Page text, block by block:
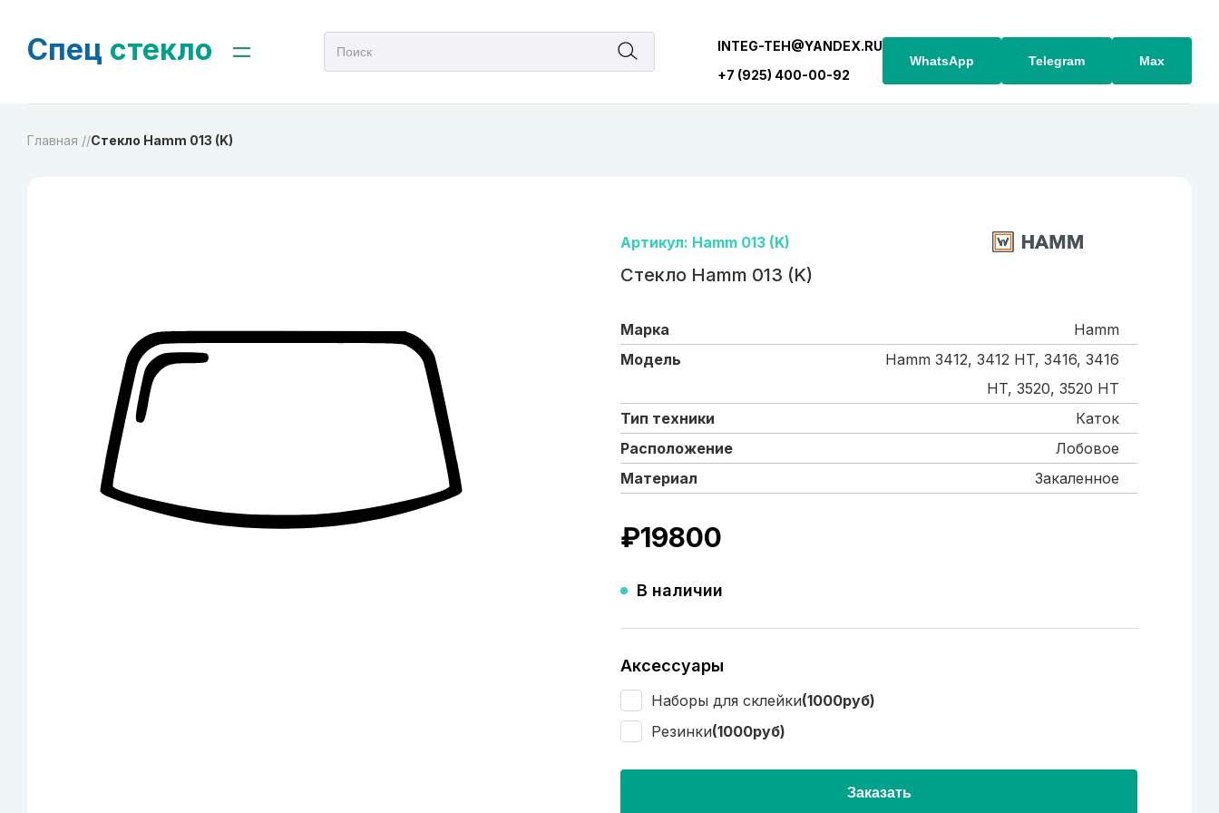
Спец стекло
INTEG-TEH@YANDEX.RU
+7 (925) 400-00-92
WhatsApp Telegram Max
Главная //Стекло Hamm 013 (K)
Артикул: Hamm 013 (K)
Стекло Hamm 013 (K)
Марка
Hamm
Модель
Hamm 3412, 3412 HT, 3416, 3416
HT, 3520, 3520 HT
Тип техники
Каток
Расположение
Лобовое
Материал
Закаленное
₽19800
В наличии
Аксессуары
Наборы для склейки(1000руб)
Резинки(1000руб)
Заказать